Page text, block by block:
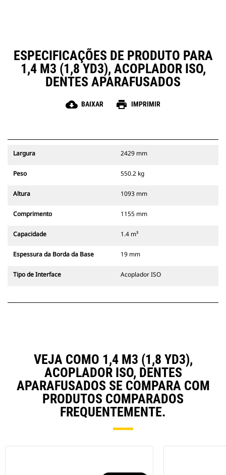
ESPECIFICAÇÕES DE PRODUTO PARA
1,4 M3 (1,8 YD3), ACOPLADOR ISO,
DENTES APARAFUSADOS
cloud_download BAIXAR print IMPRIMIR
Largura 2429 mm
Peso 550.2 kg
Altura 1093 mm
Comprimento 1155 mm
Capacidade 1.4 m³
Espessura da Borda da Base 19 mm
Tipo de Interface Acoplador ISO
VEJA COMO 1,4 M3 (1,8 YD3),
ACOPLADOR ISO, DENTES
APARAFUSADOS SE COMPARA COM
PRODUTOS COMPARADOS
FREQUENTEMENTE.